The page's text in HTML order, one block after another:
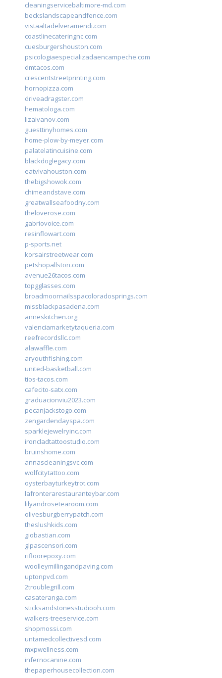
cleaningservicebaltimore-md.com
beckslandscapeandfence.com
vistaaltadelveramendi.com
coastlinecateringnc.com
cuesburgershouston.com
psicologiaespecializadaencampeche.com
dmtacos.com
crescentstreetprinting.com
hornopizza.com
driveadragster.com
hematologa.com
lizaivanov.com
guesttinyhomes.com
home-plow-by-meyer.com
palatelatincuisine.com
blackdoglegacy.com
eatvivahouston.com
thebigshowok.com
chimeandstave.com
greatwallseafoodny.com
theloverose.com
gabriovoice.com
resinflowart.com
p-sports.net
korsairstreetwear.com
petshopallston.com
avenue26tacos.com
topgglasses.com
broadmoornailsspacoloradosprings.com
missblackpasadena.com
anneskitchen.org
valenciamarketytaqueria.com
reefrecordsllc.com
alawaffle.com
aryouthfishing.com
united-basketball.com
tios-tacos.com
cafecito-satx.com
graduacionviu2023.com
pecanjackstogo.com
zengardendayspa.com
sparklejewelryinc.com
ironcladtattoostudio.com
bruinshome.com
annascleaningsvc.com
wolfcitytattoo.com
oysterbayturkeytrot.com
lafronterarestauranteybar.com
lilyandrosetearoom.com
olivesburgberrypatch.com
theslushkids.com
giobastian.com
glpascensori.com
rifloorepoxy.com
woolleymillingandpaving.com
uptonpvd.com
2troublegrill.com
casateranga.com
sticksandstonesstudiooh.com
walkers-treeservice.com
shopmossi.com
untamedcollectivesd.com
mxpwellness.com
infernocanine.com
thepaperhousecollection.com